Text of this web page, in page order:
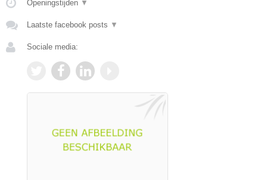
Openingstijden ▼
Laatste facebook posts ▼
Sociale media: